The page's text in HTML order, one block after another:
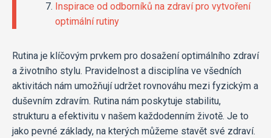
Inspirace od odborníků na zdraví pro vytvoření
optimální rutiny
Rutina je klíčovým prvkem pro dosažení optimálního zdraví
a životního stylu. Pravidelnost a disciplína ve všedních
aktivitách nám umožňují udržet rovnováhu mezi fyzickým a
duševním zdravím. Rutina nám poskytuje stabilitu,
strukturu a efektivitu v našem každodenním životě. Je to
jako pevné základy, na kterých můžeme stavět své zdraví.